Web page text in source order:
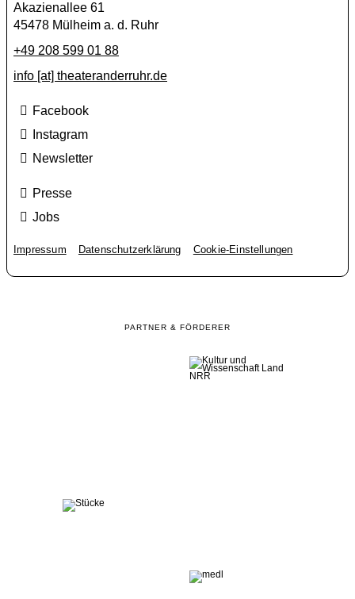
Akazienallee 61
45478 Mülheim a. d. Ruhr
+49 208 599 01 88
info [​at​] theateranderruhr.de
Facebook
Instagram
Newsletter
Presse
Jobs
Impressum Datenschutzerklärung Cookie-Einstellungen
PARTNER & FÖRDERER